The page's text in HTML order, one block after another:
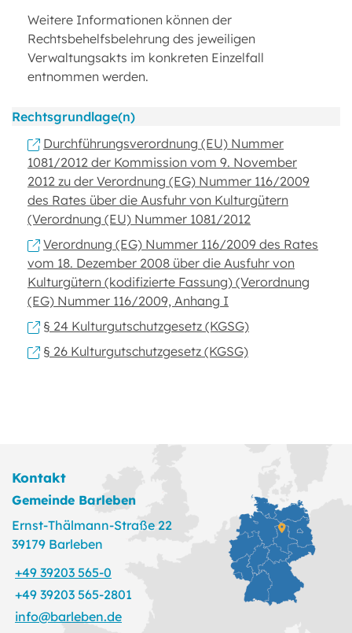
Weitere Informationen können der
Rechtsbehelfsbelehrung des jeweiligen
Verwaltungsakts im konkreten Einzelfall
entnommen werden.
Rechtsgrundlage(n)
Durchführungsverordnung (EU) Nummer
1081/2012 der Kommission vom 9. November
2012 zu der Verordnung (EG) Nummer 116/2009
des Rates über die Ausfuhr von Kulturgütern
(Verordnung (EU) Nummer 1081/2012
Verordnung (EG) Nummer 116/2009 des Rates
vom 18. Dezember 2008 über die Ausfuhr von
Kulturgütern (kodifizierte Fassung) (Verordnung
(EG) Nummer 116/2009, Anhang I
§ 24 Kulturgutschutzgesetz (KGSG)
§ 26 Kulturgutschutzgesetz (KGSG)
Kontakt
Gemeinde Barleben
Ernst-Thälmann-Straße 22
39179 Barleben
+49 39203 565-0
+49 39203 565-2801
info@barleben.de